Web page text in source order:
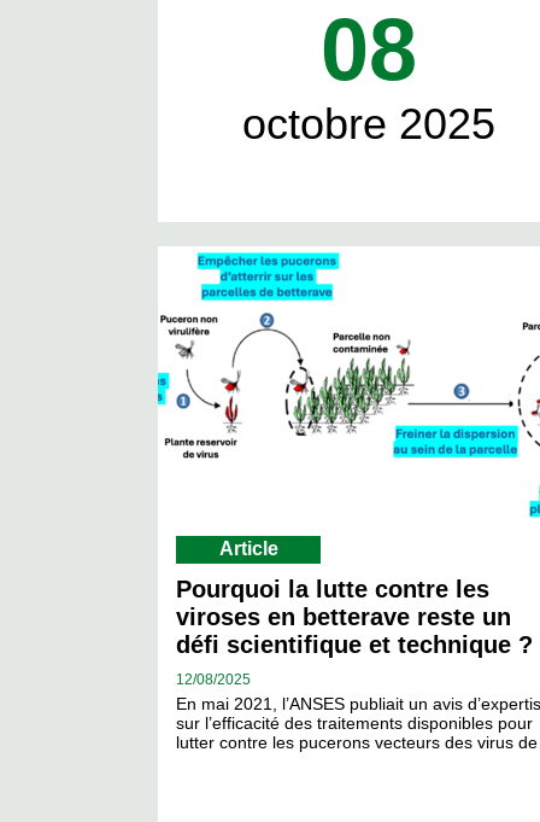
08
octobre 2025
Article
Pourquoi la lutte contre les
viroses en betterave reste un
défi scientifique et technique ?
12/08/2025
En mai 2021, l’ANSES publiait un avis
sur l’efficacité des traitements disponibles pour
lutter contre les pucerons vecteurs des virus